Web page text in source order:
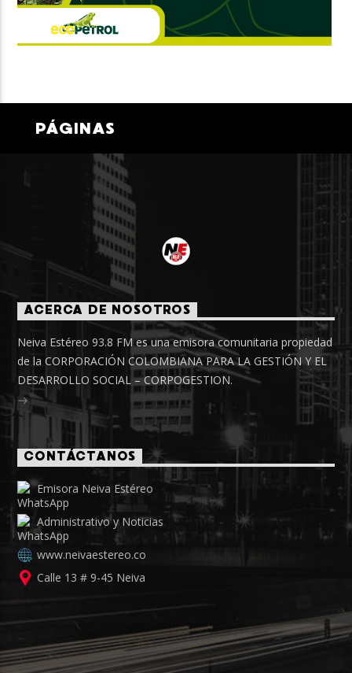
PÁGINAS
ACERCA DE NOSOTROS
Neiva Estéreo 93.8 FM es una emisora comunitaria propiedad
de la CORPORACIÓN COLOMBIANA PARA LA GESTIÓN Y EL
DESARROLLO SOCIAL – CORPOGESTION.
CONTÁCTANOS
Emisora Neiva Estéreo
Administrativo y Noticias
www.neivaestereo.co
Calle 13 # 9-45 Neiva